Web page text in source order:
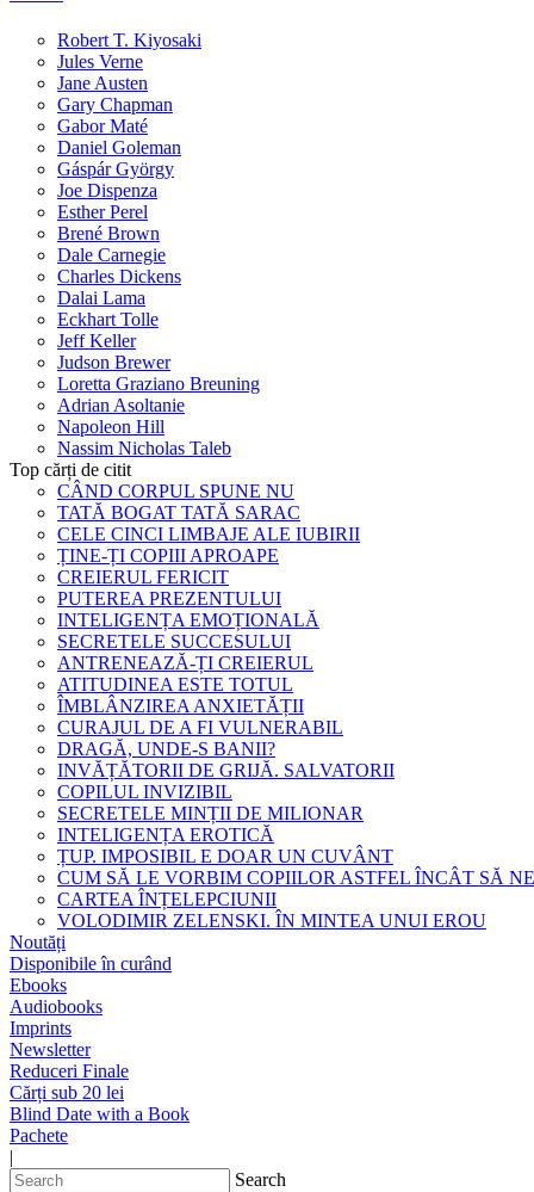
Robert T. Kiyosaki
Jules Verne
Jane Austen
Gary Chapman
Gabor Maté
Daniel Goleman
Gáspár György
Joe Dispenza
Esther Perel
Brené Brown
Dale Carnegie
Charles Dickens
Dalai Lama
Eckhart Tolle
Jeff Keller
Judson Brewer
Loretta Graziano Breuning
Adrian Asoltanie
Napoleon Hill
Nassim Nicholas Taleb
Top cărți de citit
CÂND CORPUL SPUNE NU
TATĂ BOGAT TATĂ SARAC
CELE CINCI LIMBAJE ALE IUBIRII
ȚINE-ȚI COPIII APROAPE
CREIERUL FERICIT
PUTEREA PREZENTULUI
INTELIGENȚA EMOȚIONALĂ
SECRETELE SUCCESULUI
ANTRENEAZĂ-ȚI CREIERUL
ATITUDINEA ESTE TOTUL
ÎMBLÂNZIREA ANXIETĂȚII
CURAJUL DE A FI VULNERABIL
DRAGĂ, UNDE-S BANII?
INVĂȚĂTORII DE GRIJĂ. SALVATORII
COPILUL INVIZIBIL
SECRETELE MINȚII DE MILIONAR
INTELIGENȚA EROTICĂ
ȚUP. IMPOSIBIL E DOAR UN CUVÂNT
CUM SĂ LE VORBIM COPIILOR ASTFEL ÎNCÂT SĂ
CARTEA ÎNȚELEPCIUNII
VOLODIMIR ZELENSKI. ÎN MINTEA UNUI EROU
Noutăți
Disponibile în curând
Ebooks
Audiobooks
Imprints
Newsletter
Reduceri Finale
Cărți sub 20 lei
Blind Date with a Book
Pachete
|
Search